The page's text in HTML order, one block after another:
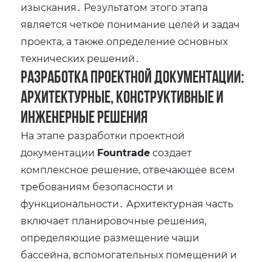
изыскания․ Результатом этого этапа
является четкое понимание целей и задач
проекта‚ а также определение основных
технических решений․
Разработка проектной документации:
архитектурные‚ конструктивные и
инженерные решения
На этапе разработки проектной
документации Fountradeсоздает
комплексное решение‚ отвечающее всем
требованиям безопасности и
функциональности․ Архитектурная часть
включает планировочные решения‚
определяющие размещение чаши
бассейна‚ вспомогательных помещений и